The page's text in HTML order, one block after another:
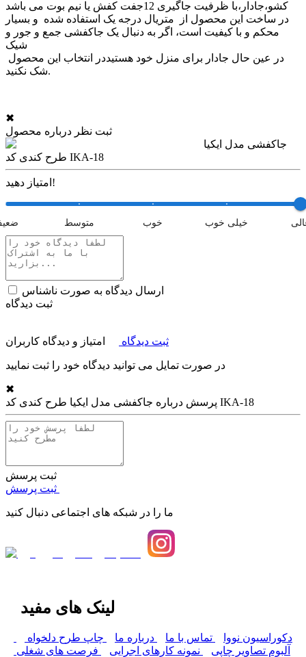
در ساخت این محصول از متریال درجه یک استفاده شده و بسیار
محکم و با کیفیت است، اگر به دنبال یک جاکفشی جمع و جور و
شیک
شک نکنید.
✖
ثبت نظر درباره محصول
جاکفشی مدل ایکیا
طرح کندی کد IKA-18
امتیاز دهید!
متوسط خوب خیلی خوب
ارسال دیدگاه به صورت ناشناس
ثبت دیدگاه
ثبت دیدگاه امتیاز و دیدگاه کاربران
در صورت تمایل می توانید دیدگاه خود را ثبت نمایید
✖
پرسش درباره جاکفشی مدل ایکیا طرح کندی کد IKA-18
ثبت پرسش
ما را در شبکه های اجتماعی دنبال کنید
لینک های مفید
دکوراسیون نووا تماس با ما درباره ما
چاپ طرح دلخواه
آلبوم تصاویر چاپی
نمونه کارهای اجرایی فرصت های شغلی